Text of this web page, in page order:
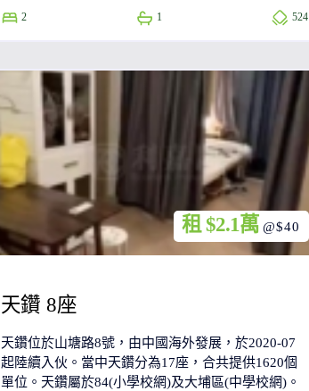
2 1 524
天鑽 8座
天鑽位於山塘路8號，由中國海外發展，於2020-07
起陸續入伙。當中天鑽分為17座，合共提供1620個
單位。天鑽屬於84(小學校網)及大埔區(中學校網)。
租 $2.1萬 @$40